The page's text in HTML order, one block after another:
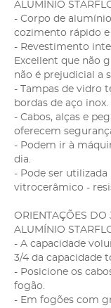
ALUMÍNIO
- Corpo de
cozimento rápido
- Revestimento
Excellent que não
não é prejudicial a
- Tampas de vidro
bordas de aço inox.
- Cabos, alças e
oferecem
- Podem ir à
dia.
- Pode ser utilizada
vitrocerâmico -
ORIENTAÇÕES DO
ALUMÍNIO
- A capacidade
3/4 da capacidade
- Posicione os
fogão.
- Em fogões com